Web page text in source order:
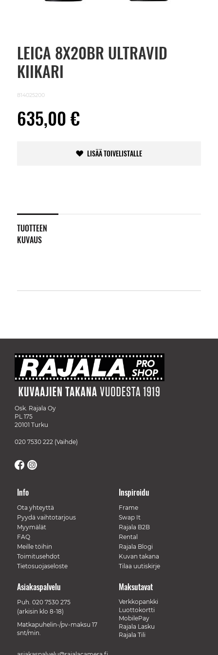
LEICA 8X20BR ULTRAVID
KIIKARI
814025200
635,00 €
LISÄÄ TOIVELISTALLE
TUOTTEEN
KUVAUS
Skip
beginning
images
Osk. Rajala Oy
PL 175
20101 Turku
020 7530 222 (Vaihde)
Info
Ota yhteyttä
Pyydä vaihtotarjous
Myymälät
FAQ
Meille töihin
Toimitusehdot
Tietosuojaseloste
Inspiroidu
Frame
Swap It
Rajala B2B
Rental
Rajala Blogi
Kuvan takana
Tilaa uutiskirje
Maksutavat
Verkkopankki
Luottokortti
MobilePay
Rajala Lasku
Rajala Tili
Asiakaspalvelu
Puh. 020 7530 275
(arkisin klo 8-18)
Matkapuhelin-/pv-maksu 17
snt/min.